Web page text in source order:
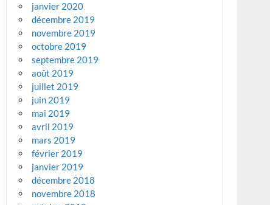
janvier 2020
décembre 2019
novembre 2019
octobre 2019
septembre 2019
août 2019
juillet 2019
juin 2019
mai 2019
avril 2019
mars 2019
février 2019
janvier 2019
décembre 2018
novembre 2018